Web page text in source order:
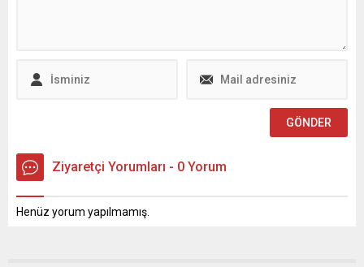
Meslek Edindirme
Ziyaretçi Yorumları - 0 Yorum
Henüz yorum yapılmamış.